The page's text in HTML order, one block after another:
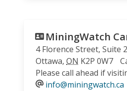
MiningWatch
4 Florence Street, Suite
Ottawa, ON K2P 0W7
Please call ahead if
info@miningwatch.ca